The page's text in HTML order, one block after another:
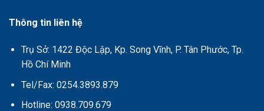
Thông tin liên hệ
Trụ Sở: 1422 Độc Lập, Kp. Song Vĩnh, P. Tân Phước, Tp.
Hồ Chí Minh
Tel/Fax: 0254.3893.879
Hotline: 0938.709.679